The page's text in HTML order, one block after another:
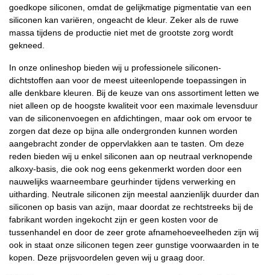
goedkope siliconen, omdat de gelijkmatige pigmentatie van een
siliconen kan variëren, ongeacht de kleur. Zeker als de ruwe
massa tijdens de productie niet met de grootste zorg wordt
gekneed.
In onze onlineshop bieden wij u professionele siliconen-
dichtstoffen aan voor de meest uiteenlopende toepassingen in
alle denkbare kleuren. Bij de keuze van ons assortiment letten we
niet alleen op de hoogste kwaliteit voor een maximale levensduur
van de siliconenvoegen en afdichtingen, maar ook om ervoor te
zorgen dat deze op bijna alle ondergronden kunnen worden
aangebracht zonder de oppervlakken aan te tasten. Om deze
reden bieden wij u enkel siliconen aan op neutraal verknopende
alkoxy-basis, die ook nog eens gekenmerkt worden door een
nauwelijks waarneembare geurhinder tijdens verwerking en
uitharding. Neutrale siliconen zijn meestal aanzienlijk duurder dan
siliconen op basis van azijn, maar doordat ze rechtstreeks bij de
fabrikant worden ingekocht zijn er geen kosten voor de
tussenhandel en door de zeer grote afnamehoeveelheden zijn wij
ook in staat onze siliconen tegen zeer gunstige voorwaarden in te
kopen. Deze prijsvoordelen geven wij u graag door.